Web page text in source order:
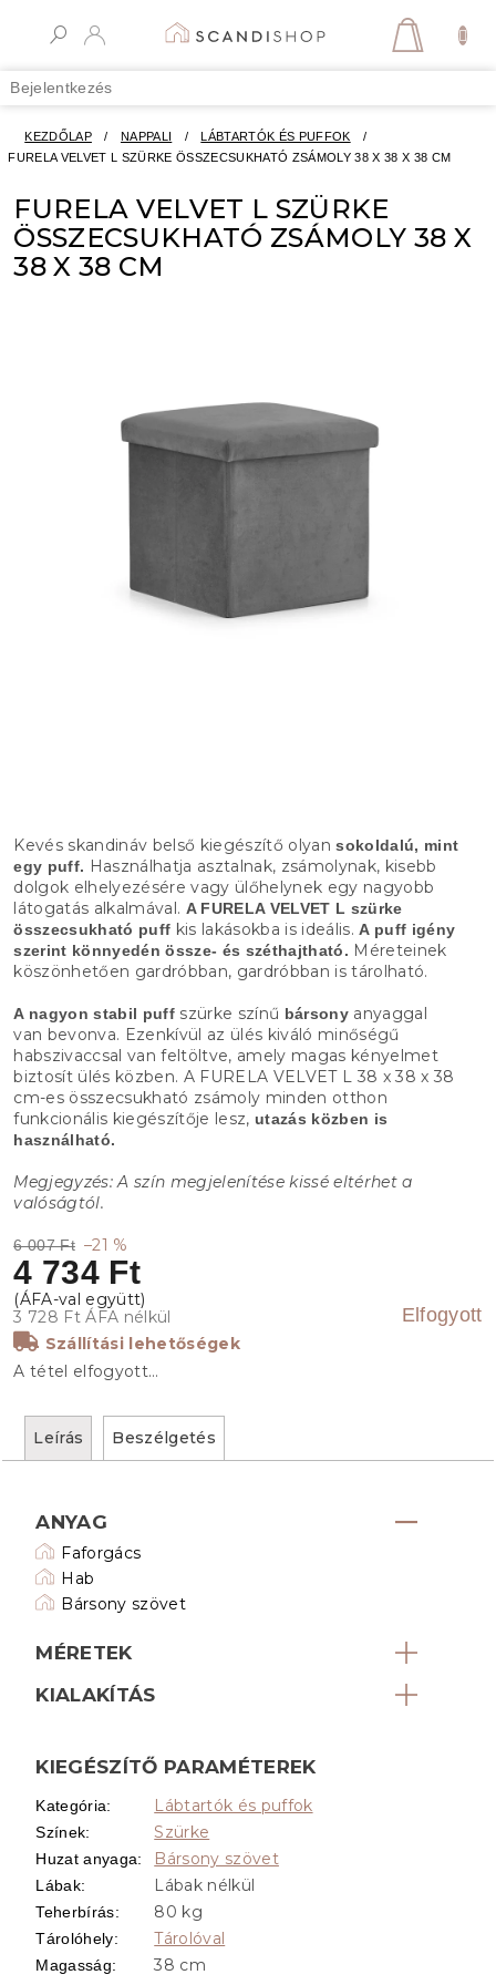
Bejelentkezés
KOSÁR
KEZDŐLAP / NAPPALI / LÁBTARTÓK ÉS PUFFOK
/
FURELA VELVET L SZÜRKE ÖSSZECSUKHATÓ ZSÁMOLY 38 X 38 X 38 CM
FURELA VELVET L SZÜRKE
ÖSSZECSUKHATÓ ZSÁMOLY 38 X
38 X 38 CM
6 007 Ft –21 %
4 734 Ft
3 728 Ft ÁFA nélkül Elfogyott
Szállítási lehetőségek
A tétel elfogyott…
Kevés skandináv belső kiegészítő olyansokoldalú, mint
egy puff. Használhatja asztalnak, zsámolynak, kisebb
dolgok elhelyezésére vagy ülőhelynek egy nagyobb
látogatás alkalmával. A FURELA VELVET L szürke
összecsukható puff kis lakásokba is ideális.A puff igény
szerint könnyedén össze- és széthajtható. Méreteinek
köszönhetően gardróbban, gardróbban is tárolható.
A nagyon stabil puffszürke színű bársonyanyaggal
van bevonva. Ezenkívül az ülés kiváló minőségű
habszivaccsal van feltöltve, amely magas kényelmet
biztosít ülés közben. A FURELA VELVET L 38 x 38 x 38
cm-es összecsukható zsámoly minden otthon
funkcionális kiegészítője lesz, utazás közben is
használható.
Megjegyzés: A szín megjelenítése kissé eltérhet a
valóságtól.
Leírás Beszélgetés
ANYAG
Faforgács
Hab
Bársony szövet
MÉRETEK
KIALAKÍTÁS
KIEGÉSZÍTŐ PARAMÉTEREK
Kategória: Lábtartók és puffok
Színek: Szürke
Huzat anyaga: Bársony szövet
Lábak: Lábak nélkül
Teherbírás: 80 kg
Tárolóhely: Tárolóval
Magasság: 38 cm